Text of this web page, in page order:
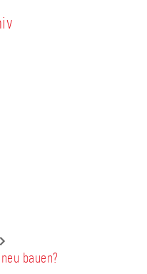
bauen?